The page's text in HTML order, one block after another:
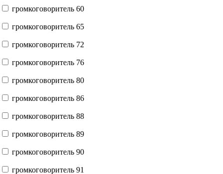
громкоговоритель 60
громкоговоритель 65
громкоговоритель 72
громкоговоритель 76
громкоговоритель 80
громкоговоритель 86
громкоговоритель 88
громкоговоритель 89
громкоговоритель 90
громкоговоритель 91